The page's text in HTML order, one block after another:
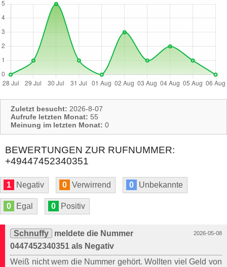
Zuletzt besucht: 2026-8-07
Aufrufe letzten Monat: 55
Meinung im letzten Monat: 0
BEWERTUNGEN ZUR RUFNUMMER:
+49447452340351
1 Negativ 0 Verwirrend 0 Unbekannte
0 Egal 0 Positiv
2026-05-08
Schnuffy
meldete die Nummer
0447452340351 als Negativ
Weiß nicht wem die Nummer gehört. Wollten viel Geld von